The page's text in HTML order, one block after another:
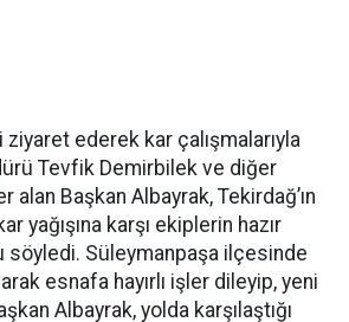
ederek kar çalışmalarıyla
Tevfik Demirbilek ve diğer
Başkan Albayrak, Tekirdağ’ın
yağışına karşı ekiplerin hazır
söyledi. Süleymanpaşa ilçesinde
esnafa hayırlı işler dileyip, yeni
Albayrak, yolda karşılaştığı